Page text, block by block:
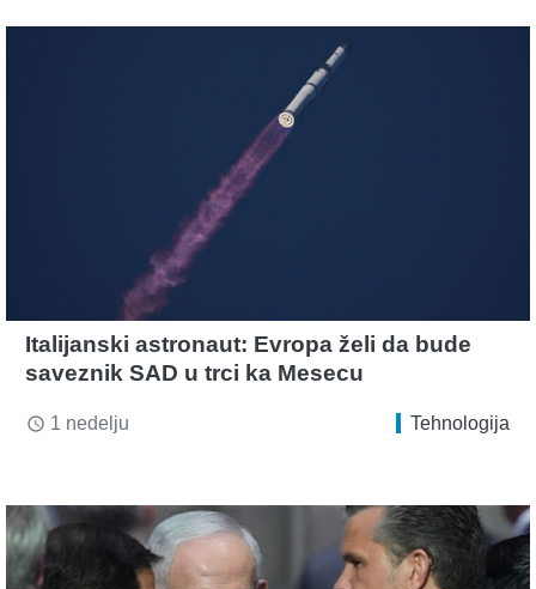
Italijanski astronaut: Evropa želi da bude
saveznik SAD u trci ka Mesecu
access_time 1 nedelju Tehnologija